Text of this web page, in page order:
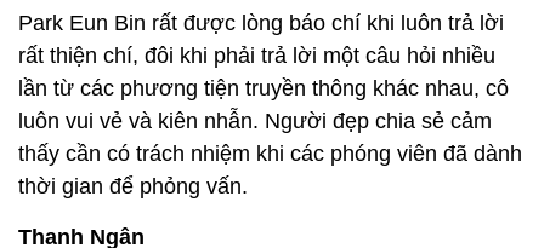
Park Eun Bin rất được lòng báo chí khi luôn trả lời
rất thiện chí, đôi khi phải trả lời một câu hỏi nhiều
lần từ các phương tiện truyền thông khác nhau, cô
luôn vui vẻ và kiên nhẫn. Người đẹp chia sẻ cảm
thấy cần có trách nhiệm khi các phóng viên đã dành
thời gian để phỏng vấn.
Thanh Ngân